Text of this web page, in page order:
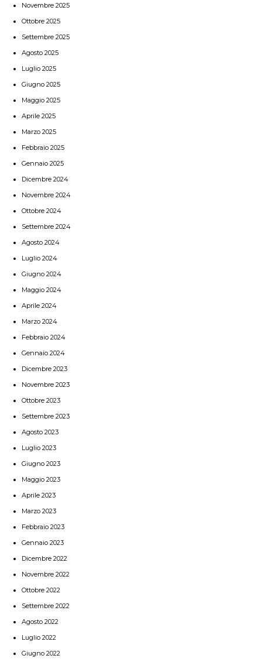
Novembre 2025
Ottobre 2025
Settembre 2025
Agosto 2025
Luglio 2025
Giugno 2025
Maggio 2025
Aprile 2025
Marzo 2025
Febbraio 2025
Gennaio 2025
Dicembre 2024
Novembre 2024
Ottobre 2024
Settembre 2024
Agosto 2024
Luglio 2024
Giugno 2024
Maggio 2024
Aprile 2024
Marzo 2024
Febbraio 2024
Gennaio 2024
Dicembre 2023
Novembre 2023
Ottobre 2023
Settembre 2023
Agosto 2023
Luglio 2023
Giugno 2023
Maggio 2023
Aprile 2023
Marzo 2023
Febbraio 2023
Gennaio 2023
Dicembre 2022
Novembre 2022
Ottobre 2022
Settembre 2022
Agosto 2022
Luglio 2022
Giugno 2022